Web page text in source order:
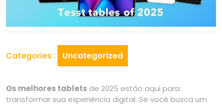
Categories : Uncategorized
Os melhores tablets de 2025 estão aqui para
transformar sua experiência digital. Se você busca um